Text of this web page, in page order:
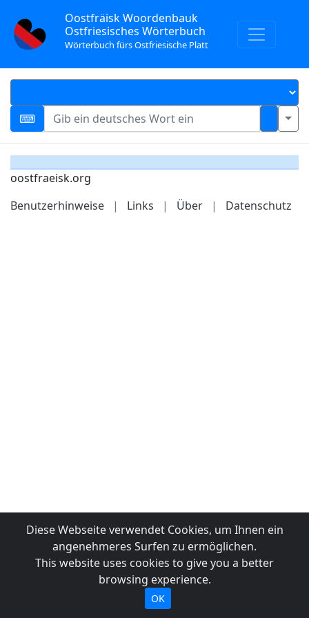
Oostfräisk Woordenbauk
Ostfriesisches Wörterbuch
Wörterbuch fürs Ostfriesische Platt
oostfraeisk.org
Benutzerhinweise
| Links | Über | Datenschutz
Diese Webseite verwendet Cookies, um Ihnen ein
angenehmeres Surfen zu ermöglichen.
This website uses cookies to give you a better
browsing experience.
OK